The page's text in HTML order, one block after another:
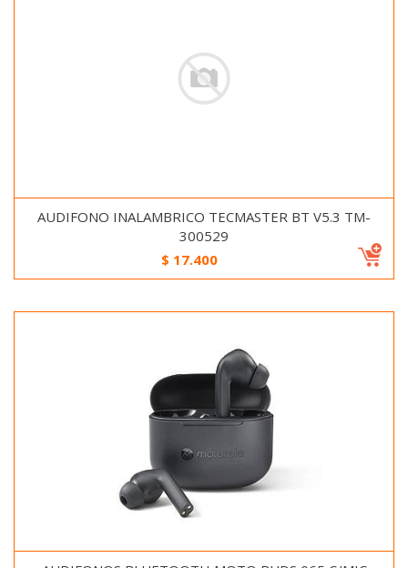
AUDIFONO INALAMBRICO TECMASTER BT V5.3 TM-
300529
$ 17.400